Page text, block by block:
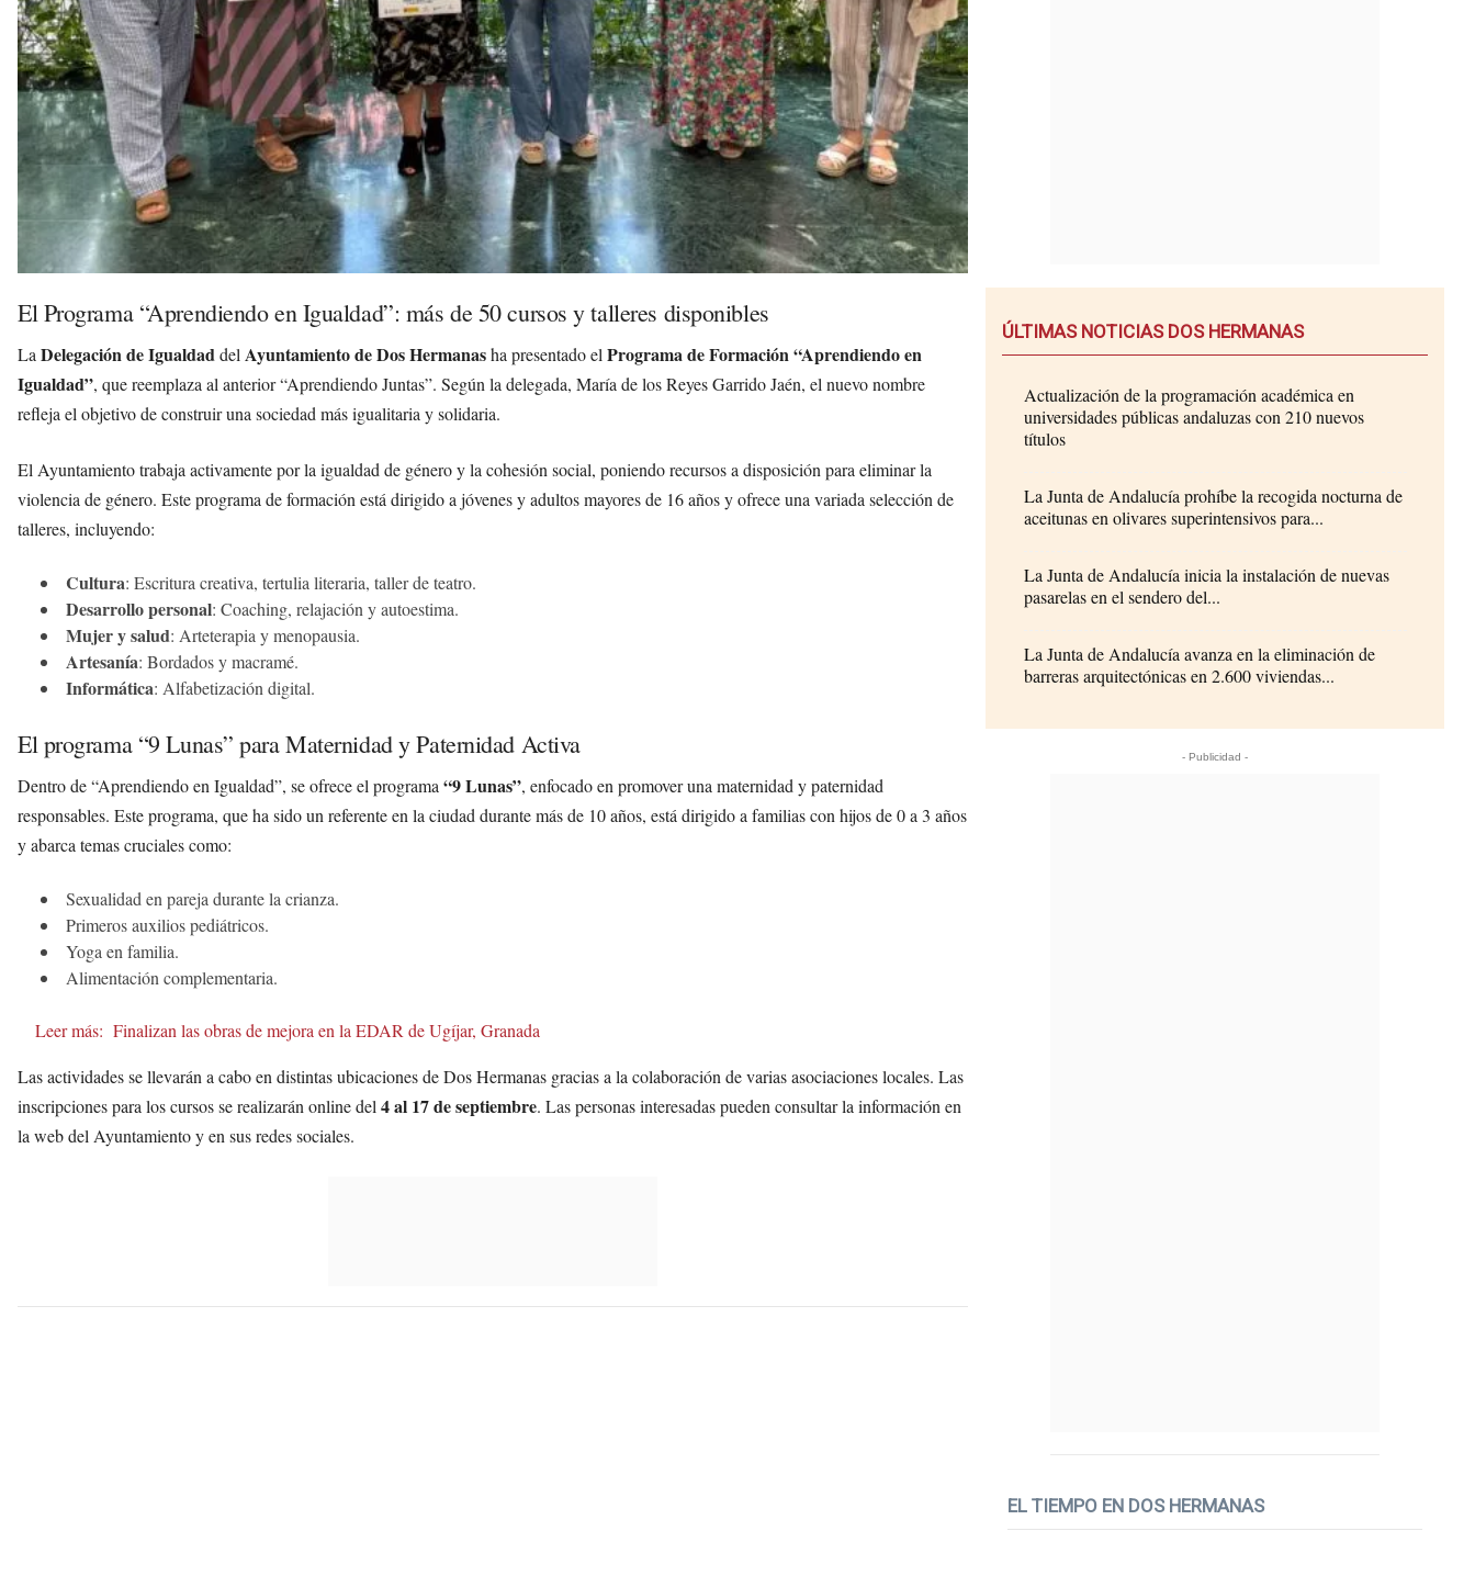
El Programa “Aprendiendo en Igualdad”: más de 50 cursos y talleres disponibles
La Delegación de Igualdaddel Ayuntamiento de Dos Hermanasha presentado el Programa de Formación “Aprendiendo en
Igualdad”, que reemplaza al anterior “Aprendiendo Juntas”. Según la delegada, María de los Reyes Garrido Jaén, el nuevo nombre
refleja el objetivo de construir una sociedad más igualitaria y solidaria.
El Ayuntamiento trabaja activamente por la igualdad de género y la cohesión social, poniendo recursos a disposición para eliminar la
violencia de género. Este programa de formación está dirigido a jóvenes y adultos mayores de 16 años y ofrece una variada selección de
talleres, incluyendo:
Cultura: Escritura creativa, tertulia literaria, taller de teatro.
Desarrollo personal: Coaching, relajación y autoestima.
Mujer y salud: Arteterapia y menopausia.
Artesanía: Bordados y macramé.
Informática: Alfabetización digital.
El programa “9 Lunas” para Maternidad y Paternidad Activa
Dentro de “Aprendiendo en Igualdad”, se ofrece el programa “9 Lunas”, enfocado en promover una maternidad y paternidad
responsables. Este programa, que ha sido un referente en la ciudad durante más de 10 años, está dirigido a familias con hijos de 0 a 3 años
y abarca temas cruciales como:
Sexualidad en pareja durante la crianza.
Primeros auxilios pediátricos.
Yoga en familia.
Alimentación complementaria.
Leer más: Finalizan las obras de mejora en la EDAR de Ugíjar, Granada
Las actividades se llevarán a cabo en distintas ubicaciones de Dos Hermanas gracias a la colaboración de varias asociaciones locales. Las
inscripciones para los cursos se realizarán online del 4 al 17 de septiembre. Las personas interesadas pueden consultar la información en
la web del Ayuntamiento y en sus redes sociales.
ÚLTIMAS NOTICIAS DOS HERMANAS
Actualización de la programación académica en
universidades públicas andaluzas con 210 nuevos
títulos
La Junta de Andalucía prohíbe la recogida nocturna de
aceitunas en olivares superintensivos para...
La Junta de Andalucía inicia la instalación de nuevas
pasarelas en el sendero del...
La Junta de Andalucía avanza en la eliminación de
barreras arquitectónicas en 2.600 viviendas...
- Publicidad -
EL TIEMPO EN DOS HERMANAS